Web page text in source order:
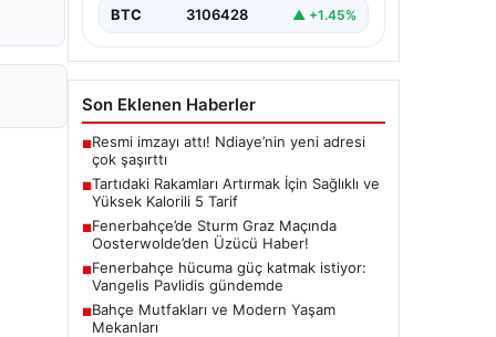
BTC 3106428 ▲ +1.45%
Son Eklenen Haberler
■Resmi imzayı attı! Ndiaye’nin yeni adresi
çok şaşırttı
■Tartıdaki Rakamları Artırmak İçin Sağlıklı ve
Yüksek Kalorili 5 Tarif
■Fenerbahçe’de Sturm Graz Maçında
Oosterwolde’den Üzücü Haber!
■Fenerbahçe hücuma güç katmak istiyor:
Vangelis Pavlidis gündemde
■Bahçe Mutfakları ve Modern Yaşam
Mekanları